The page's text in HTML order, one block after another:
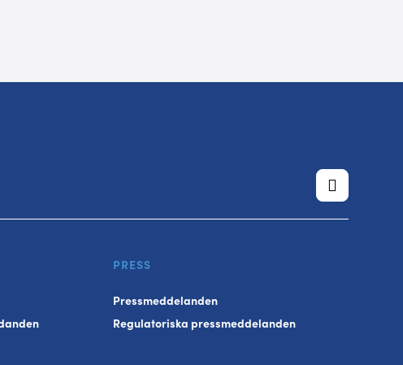
PRESS
Pressmeddelanden
Regulatoriska pressmeddelanden